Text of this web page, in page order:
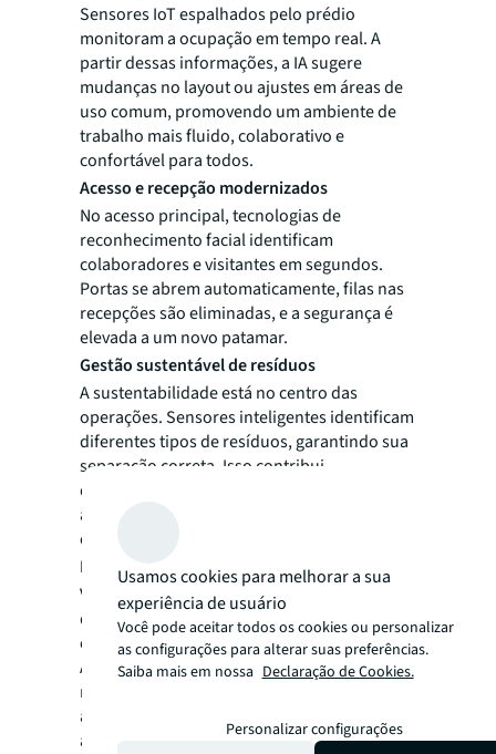
Sensores IoT espalhados pelo prédio
monitoram a ocupação em tempo real. A
partir dessas informações, a IA sugere
mudanças no layout ou ajustes em áreas de
uso comum, promovendo um ambiente de
trabalho mais fluido, colaborativo e
confortável para todos.
Acesso e recepção modernizados
No acesso principal, tecnologias de
reconhecimento facial identificam
colaboradores e visitantes em segundos.
Portas se abrem automaticamente, filas nas
recepções são eliminadas, e a segurança é
elevada a um novo patamar.
Gestão sustentável de resíduos
A sustentabilidade está no centro das
operações. Sensores inteligentes identificam
diferentes tipos de resíduos, garantindo sua
separação correta. Isso contribui
diretamente para o cumprimento de metas
ambientais e certificações ESG, consolidando
o compromisso com o meio ambiente.
Frotas monitoradas em tempo real
Veículos corporativos são equipados com
dispositivos IoT que monitoram suas
condições mecânicas e rotas em tempo real.
Antes de uma possível falha, a IA sugere a
manutenção necessária. Ao mesmo tempo,
as rotas são otimizadas, reduzindo custos e
aumentando a eficiência operacional.
Usamos cookies para melhorar a sua
experiência de usuário
Você pode aceitar todos os cookies ou personalizar
as configurações para alterar suas preferências.
Saiba mais em nossa Declaração de Cookies.
Personalizar configurações